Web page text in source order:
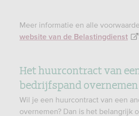
Meer informatie en alle
website van de Belastingdienst
Het huurcontract van
bedrijfspand overnemen
Wil je een huurcontract van een
overnemen? Dan is het belangrijk